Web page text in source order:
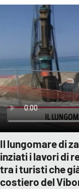
ANDROID
APPLE
Il lungomare di
inziati i lavori di
tra i turisti che
costiero del